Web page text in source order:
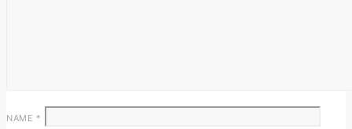
NAME *